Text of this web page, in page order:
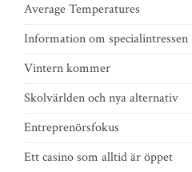
Average Temperatures
Information om specialintressen
Vintern kommer
Skolvärlden och nya alternativ
Entreprenörsfokus
Ett casino som alltid är öppet